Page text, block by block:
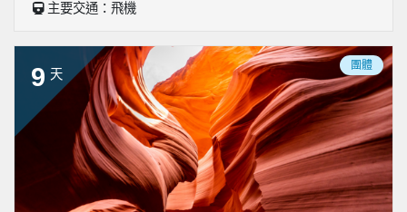
主要交通：飛機
9 天
團體